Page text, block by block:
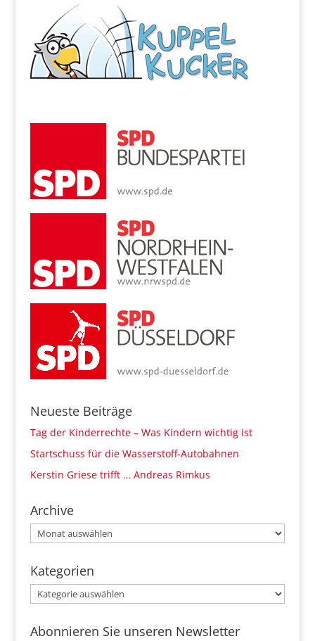
Neueste Beiträge
Tag der Kinderrechte – Was Kindern wichtig ist
Startschuss für die Wasserstoff-Autobahnen
Kerstin Griese trifft … Andreas Rimkus
Archive
Archive
Kategorien
Kategorien
Abonnieren Sie unseren Newsletter